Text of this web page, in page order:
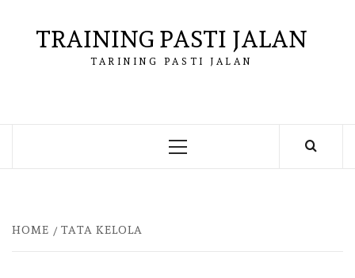
contentTRAINING PASTI JALAN
TARINING PASTI JALAN
Primary
HOME TATA KELOLA